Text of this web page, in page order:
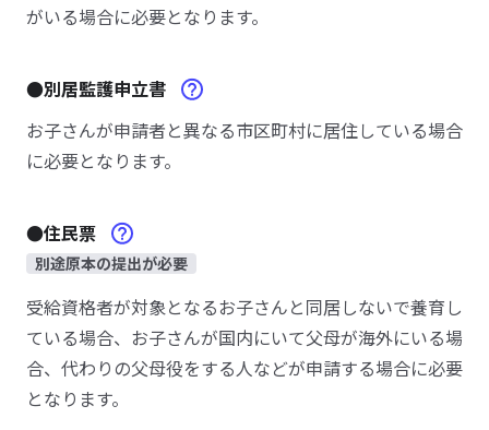
がいる場合に必要となります。
●別居監護申立書
お子さんが申請者と異なる市区町村に居住している場合
に必要となります。
●住民票
別途原本の提出が必要
受給資格者が対象となるお子さんと同居しないで養育し
ている場合、お子さんが国内にいて父母が海外にいる場
合、代わりの父母役をする人などが申請する場合に必要
となります。